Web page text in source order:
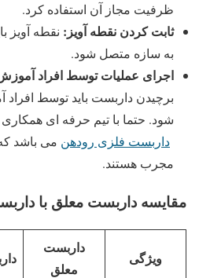
ظرفیت مجاز آن استفاده کرد.
ثابت کردن نقطه آویز: نقطه آویز
به سازه متصل شود.
اجرای عملیات توسط افراد
برچیدن داربست باید توسط افراد
شود. حتما با تیم حرفه ای همکاری
داربست فلزی رودهن می باشد
مجرب هستند.
مقایسه داربست معلق با
ویژگی
داربست
معلق